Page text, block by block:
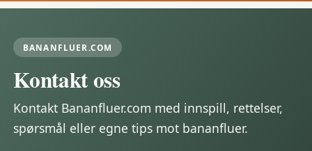
BANANFLUER.COM
Kontakt oss
Kontakt Bananfluer.com med innspill, rettelser,
spørsmål eller egne tips mot bananfluer.